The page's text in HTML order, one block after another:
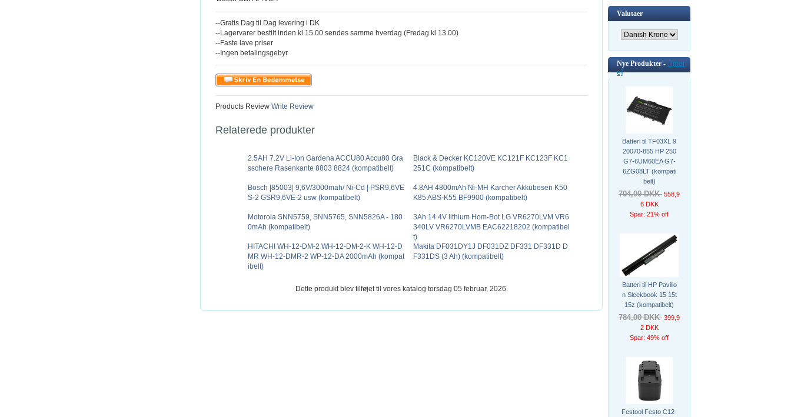
--Gratis Dag til Dag levering i DK
--Lagervarer bestilt inden kl 15.00 sendes samme hverdag (Fredag kl 13.00)
--Faste lave priser
--Ingen betalingsgebyr
Products Review Write Review
Relaterede produkter
2.5AH 7.2V Li-Ion Gardena ACCU80 Accu80 Gra
sschere Rasenkante 8803 8824 (kompatibelt)
Black & Decker KC120VE KC121F KC123F KC1
251C (kompatibelt)
Bosch |85003| 9,6V/3000mah/ Ni-Cd | PSR9,6VE
S-2 GSR9,6VE-2 usw (kompatibelt)
4.8AH 4800mAh Ni-MH Karcher Akkubesen K50
K85 ABS-K55 BF9900 (kompatibelt)
Motorola SNN5759, SNN5765, SNN5826A - 180
0mAh (kompatibelt)
3Ah 14.4V lithium Hom-Bot LG VR6270LVM VR6
340LV VR6270LVMB EAC62218202 (kompatibel
t)
HITACHI WH-12-DM-2 WH-12-DM-2-K WH-12-D
MR WH-12-DMR-2 WP-12-DA 2000mAh (kompat
ibelt)
Makita DF031DY1J DF031DZ DF331 DF331D D
F331DS (3 Ah) (kompatibelt)
Dette produkt blev tilføjet til vores katalog torsdag 05 februar, 2026.
Valutaer
Nye Produkter -
[mer
e]
Batteri til TF03XL 9
20070-855 HP 250
G7-6UM60EA G7-
6ZG08LT (kompati
belt)
704,00 DKK 558,9
6 DKK
Spar: 21% off
Batteri til HP Pavilio
n Sleekbook 15 15t
15z (kompatibelt)
784,00 DKK 399,9
2 DKK
Spar: 49% off
Festool Festo C12-